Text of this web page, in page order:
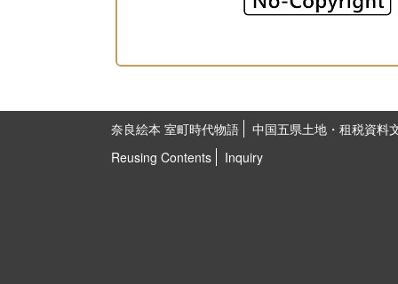
奈良絵本 室町時代物語
中国五県土地・租税資料
Reusing Contents
Inquiry